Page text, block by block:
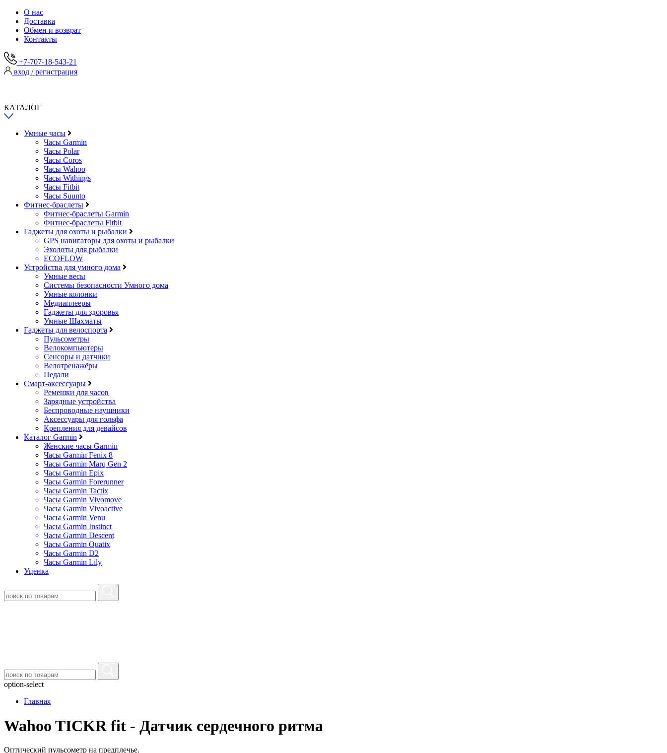
О нас
Доставка
Обмен и возврат
Контакты
+7-707-18-543-21
вход / регистрация
КАТАЛОГ
Умные часы
Часы Garmin
Часы Polar
Часы Coros
Часы Wahoo
Часы Withings
Часы Fitbit
Часы Suunto
Фитнес-браслеты
Фитнес-браслеты Garmin
Фитнес-браслеты Fitbit
Гаджеты для охоты и рыбалки
GPS навигаторы для охоты и рыбалки
Эхолоты для рыбалки
ECOFLOW
Устройства для умного дома
Умные весы
Системы безопасности Умного дома
Умные колонки
Медиаплееры
Гаджеты для здоровья
Умные Шахматы
Гаджеты для велоспорта
Пульсометры
Велокомпьютеры
Сенсоры и датчики
Велотренажёры
Педали
Смарт-аксессуары
Ремешки для часов
Зарядные устройства
Беспроводные наушники
Аксессуары для гольфа
Крепления для девайсов
Каталог Garmin
Женские часы Garmin
Часы Garmin Fenix 8
Часы Garmin Marq Gen 2
Часы Garmin Epix
Часы Garmin Forerunner
Часы Garmin Tactix
Часы Garmin Vivomove
Часы Garmin Vivoactive
Часы Garmin Venu
Часы Garmin Instinct
Часы Garmin Descent
Часы Garmin Quatix
Часы Garmin D2
Часы Garmin Lily
Уценка
option-select
Главная
Wahoo TICKR fit - Датчик сердечного ритма
Оптический пульсометр на предплечье.